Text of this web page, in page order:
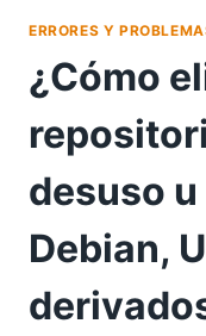
ERRORES Y
¿Cómo
desuso
Debian,